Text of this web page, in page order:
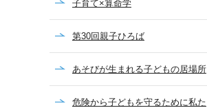
子育て×算命学
第30回親子ひろば
あそびが生まれる子どもの居場所
危険から子どもを守るために私た